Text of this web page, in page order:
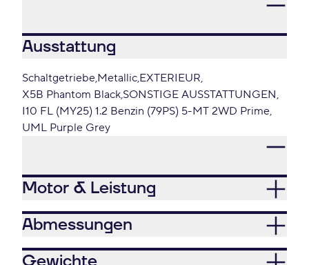
Ausstattung
Schaltgetriebe Metallic EXTERIEUR
X5B Phantom Black SONSTIGE AUSSTATTUNGEN
I10 FL (MY25) 1.2 Benzin (79PS) 5-MT 2WD Prime
UML Purple Grey
Motor & Leistung
Abmessungen